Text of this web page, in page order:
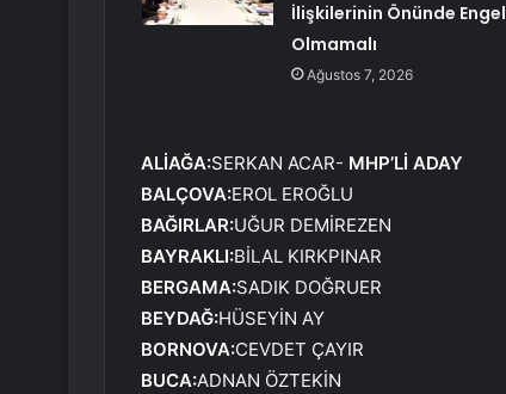
İlişkilerinin Önünde Engel
Olmamalı
Ağustos 7, 2026
ALİAĞA:SERKAN ACAR- MHP’Lİ ADAY
BALÇOVA:EROL EROĞLU
BAĞIRLAR:UĞUR DEMİREZEN
BAYRAKLI:BİLAL KIRKPINAR
BERGAMA:SADIK DOĞRUER
BEYDAĞ:HÜSEYİN AY
BORNOVA:CEVDET ÇAYIR
BUCA:ADNAN ÖZTEKİN